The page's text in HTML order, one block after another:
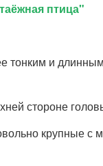
птица"
тонким и
стороне
крупные